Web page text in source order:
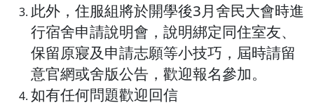
此外，住服組將於開學後3月舍民大會時進
行宿舍申請說明會，說明綁定同住室友、
保留原寢及申請志願等小技巧，屆時請留
意官網或舍版公告，歡迎報名參加。
如有任何問題歡迎回信